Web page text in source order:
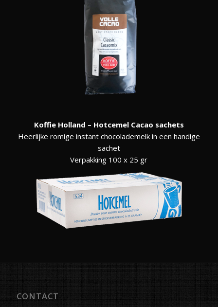
Koffie Holland – Hotcemel Cacao sachets
Heerlijke romige instant chocolademelk in een handige
sachet
Verpakking 100 x 25 gr
CONTACT